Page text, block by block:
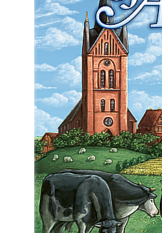
Battletech
Final Girl - solo game
Miniaturi Arkham Horror
Miniaturi HEROCLIX
Accesorii pentru boardgames
Protectii carti (Sleeves)
Playmats
Deck Boxes/Cutii pentru carti
Portofolii/ Clasoare pentru carti
The Army Painter
Organizatoare